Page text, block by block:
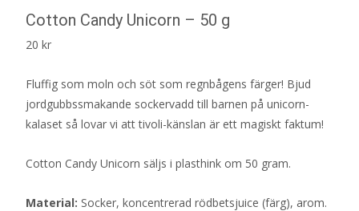
Cotton Candy Unicorn – 50 g
20 kr
Fluffig som moln och söt som regnbågens färger! Bjud
jordgubbssmakande sockervadd till barnen på unicorn-
kalaset så lovar vi att tivoli-känslan är ett magiskt faktum!
Cotton Candy Unicorn säljs i plasthink om 50 gram.
Material: Socker, koncentrerad rödbetsjuice (färg), arom.